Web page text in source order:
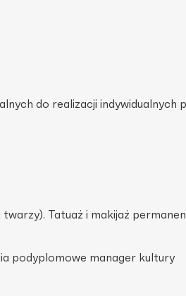
do realizacji indywidualnych
Tatuaż i makijaż
podyplomowe manager kultury